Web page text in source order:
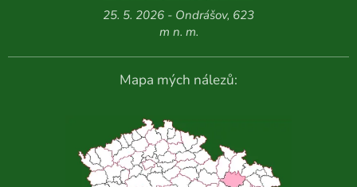
25. 5. 2026 - Ondrášov, 623
m n. m.
Mapa mých nálezů: